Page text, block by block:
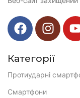
Категорії
Протиударні
Смартфони